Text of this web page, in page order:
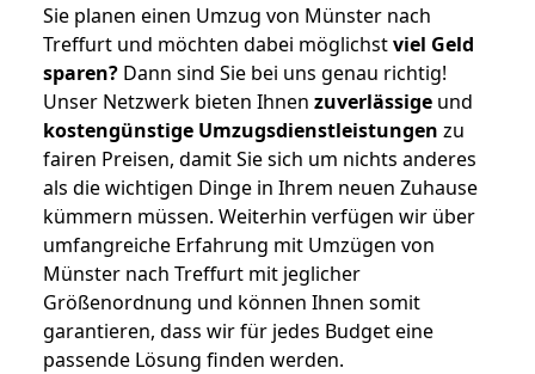
Sie planen einen Umzug von Münster nach
Treffurt und möchten dabei möglichstviel Geld
sparen? Dann sind Sie bei uns genau richtig!
Unser Netzwerk bieten Ihnen zuverlässige und
kostengünstige Umzugsdienstleistungen zu
fairen Preisen, damit Sie sich um nichts anderes
als die wichtigen Dinge in Ihrem neuen Zuhause
kümmern müssen. Weiterhin verfügen wir über
umfangreiche Erfahrung mit Umzügen von
Münster nach Treffurt mit jeglicher
Größenordnung und können Ihnen somit
garantieren, dass wir für jedes Budget eine
passende Lösung finden werden.